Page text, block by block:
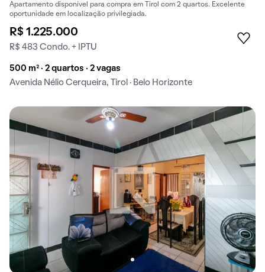
Apartamento disponível para compra em Tirol com 2 quartos. Excelente
oportunidade em localização privilegiada.
R$ 1.225.000
R$ 483 Condo. + IPTU
500 m² · 2 quartos · 2 vagas
Avenida Nélio Cerqueira, Tirol · Belo Horizonte